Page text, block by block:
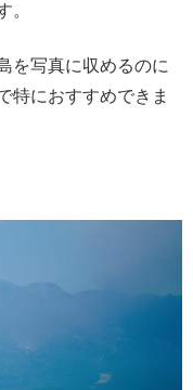
。
を写真に収めるのに
特におすすめできま